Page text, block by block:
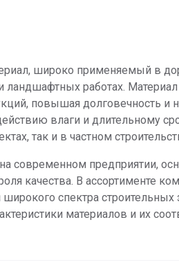
широко применяемый в
работах.
повышая долговечность и
влаги и длительному
так и в частном
современном предприятии,
качества. В ассортименте
спектра строительных
материалов и их